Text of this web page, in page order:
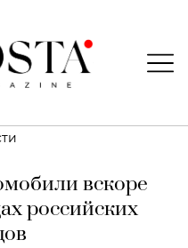
вскоре
российских